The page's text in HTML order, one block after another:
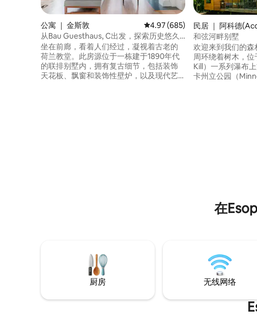
公寓 ｜ 金斯敦 平均评分 4.97 分（满分 5 分），
4.97 (685)
从Bau Guesthaus, C出发，探索历史悠久
的金斯敦上城区
坐在前廊，看着人们经过，凝视着古老的
荷兰教堂。此房源位于一栋建于1890年代
的联排别墅内，拥有复古细节，包括装饰
天花板、飘窗和装饰性壁炉，以及现代艺
民居 ｜ 阿科德
和弦河畔别墅
欢迎来到我们的森
周环绕着树木，
Kill）一系列瀑布
卡州立公园（
在
厨房 无线网络